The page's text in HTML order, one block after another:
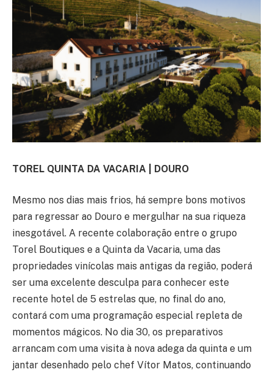
TOREL QUINTA DA VACARIA | DOURO
Mesmo nos dias mais frios, há sempre bons motivos
para regressar ao Douro e mergulhar na sua riqueza
inesgotável. A recente colaboração entre o grupo
Torel Boutiques e a Quinta da Vacaria, uma das
propriedades vinícolas mais antigas da região, poderá
ser uma excelente desculpa para conhecer este
recente hotel de 5 estrelas que, no final do ano,
contará com uma programação especial repleta de
momentos mágicos. No dia 30, os preparativos
arrancam com uma visita à nova adega da quinta e um
jantar desenhado pelo chef Vítor Matos, continuando